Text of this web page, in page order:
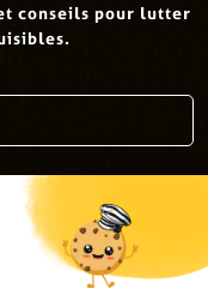
conseils pour lutter